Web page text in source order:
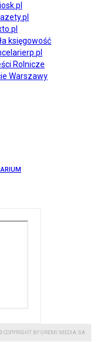
księgowość
Rolnicze
Warszawy
COPYRIGHT BY GREMI MEDIA SA